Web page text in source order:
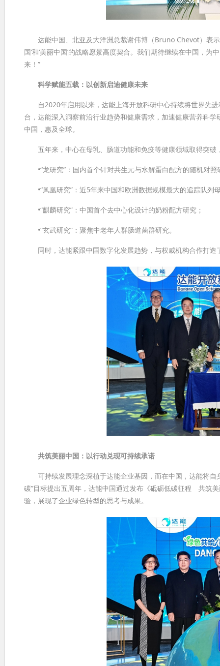
达能中国、北亚及大洋洲总裁谢伟博（Bruno Chevot）表示
国’和‘美丽中国’的战略愿景高度契合。我们期待继续在中国，
来！”
科学赋能五载：以创新启迪健康未来
自2020年启用以来，达能上海开放科研中心持续将世界先进
台，达能深入洞察前沿行业趋势和健康需求，加速健康营养科
中国，惠及全球。
五年来，中心在母乳、肠道功能和免疫等健康领域取得突破
•“龙研究”：国内首个针对共生元与水解蛋白配方的随机对照
•“凤凰研究”：近5年来中国和欧洲数据规模最大的追踪队列
•“麒麟研究”：中国首个去中心化设计的奶粉配方研究；
•“玄武研究”：聚焦中老年人群肠道菌群研究。
同时，达能紧跟中国数字化发展趋势，与权威机构合作打造
共筑美丽中国：以行动兑现可持续承诺
可持续发展理念深植于达能企业基因，而在中国，达能将自
碳”目标提出五周年，达能中国通过发布《砥砺低碳征程 共筑
验，展现了企业绿色转型的思考与成果。